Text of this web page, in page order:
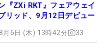
『ZXi RKT』フェアウェイ
リッド、9月12日デビュー
月6日 (木) 13時42分 33